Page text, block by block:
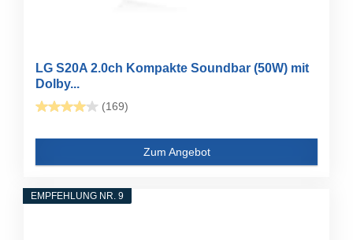
LG S20A 2.0ch Kompakte Soundbar (50W) mit
Dolby...
(169)
Zum Angebot
EMPFEHLUNG NR. 9